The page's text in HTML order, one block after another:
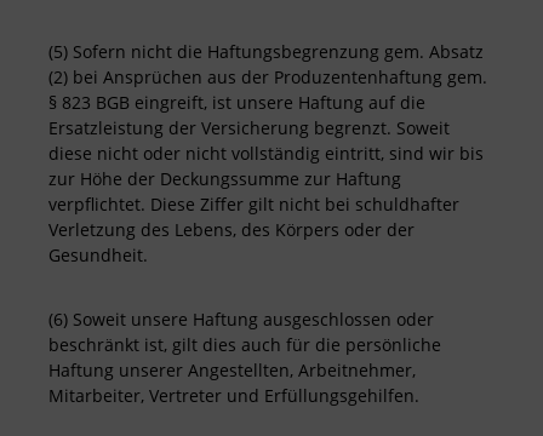
(5) Sofern nicht die Haftungsbegrenzung gem. Absatz
(2) bei Ansprüchen aus der Produzentenhaftung gem.
§ 823 BGB eingreift, ist unsere Haftung auf die
Ersatzleistung der Versicherung begrenzt. Soweit
diese nicht oder nicht vollständig eintritt, sind wir bis
zur Höhe der Deckungssumme zur Haftung
verpflichtet. Diese Ziffer gilt nicht bei schuldhafter
Verletzung des Lebens, des Körpers oder der
Gesundheit.
(6) Soweit unsere Haftung ausgeschlossen oder
beschränkt ist, gilt dies auch für die persönliche
Haftung unserer Angestellten, Arbeitnehmer,
Mitarbeiter, Vertreter und Erfüllungsgehilfen.